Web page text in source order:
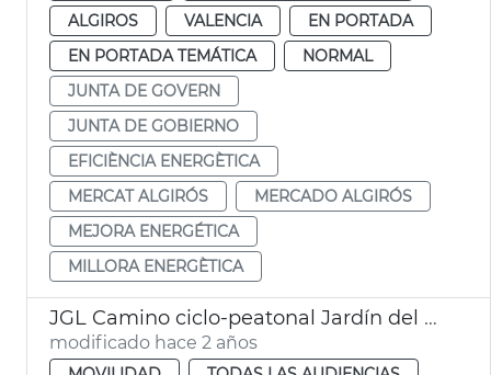
ALGIROS
VALENCIA
EN PORTADA
EN PORTADA TEMÁTICA
NORMAL
JUNTA DE GOVERN
JUNTA DE GOBIERNO
EFICIÈNCIA ENERGÈTICA
MERCAT ALGIRÓS
MERCADO ALGIRÓS
MEJORA ENERGÉTICA
MILLORA ENERGÈTICA
JGL Camino ciclo-peatonal Jardín del Turia
modificado hace 2 años